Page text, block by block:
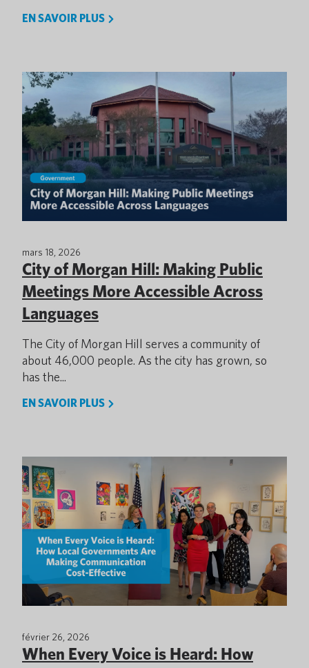
EN SAVOIR PLUS
mars 18, 2026
City of Morgan Hill: Making Public
Meetings More Accessible Across
Languages
The City of Morgan Hill serves a community of
about 46,000 people. As the city has grown, so
has the...
EN SAVOIR PLUS
février 26, 2026
When Every Voice is Heard: How